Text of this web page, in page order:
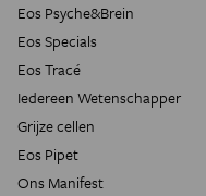
Eos Psyche&Brein
Eos Specials
Eos Tracé
Iedereen Wetenschapper
Grijze cellen
Eos Pipet
Ons Manifest